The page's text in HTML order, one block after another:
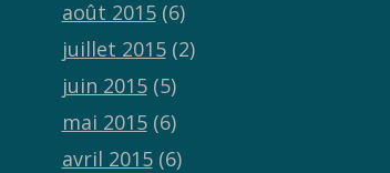
août 2015(6)
juillet 2015(2)
juin 2015(5)
mai 2015(6)
avril 2015(6)